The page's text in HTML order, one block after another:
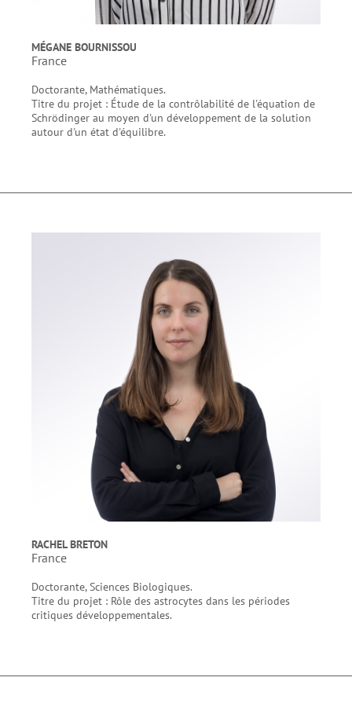
MÉGANE BOURNISSOU
France
Doctorante, Mathématiques.
Titre du projet : Étude de la contrôlabilité de l'équation de
Schrödinger au moyen d'un développement de la solution
autour d'un état d'équilibre.
RACHEL BRETON
France
Doctorante, Sciences Biologiques.
Titre du projet : Rôle des astrocytes dans les périodes
critiques développementales.